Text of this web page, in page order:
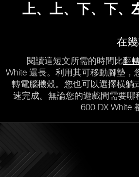
上、上、下、下、
在
閱讀這短文所需的時間比翻
White 還長。利用其可移動腳墊，
轉電腦機殼。您也可以選擇橫躺
速完成。無論您的遊戲間需要哪
600 DX White